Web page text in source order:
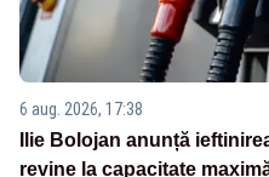
6 aug. 2026, 17:38
Ilie Bolojan anunță
revine la capacitate